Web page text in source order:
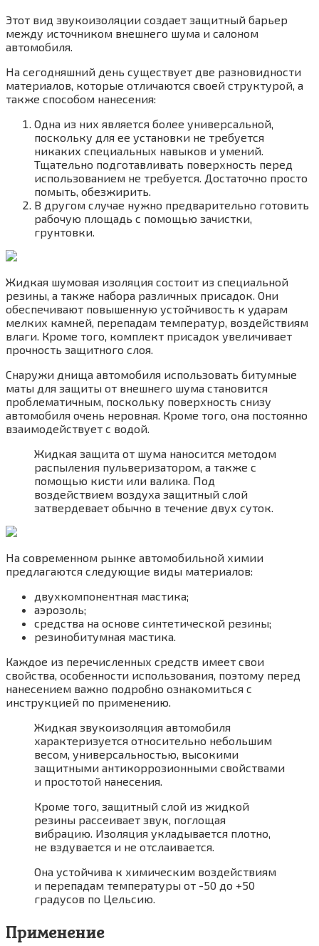
Этот вид звукоизоляции создает защитный барьер
между источником внешнего шума и салоном
автомобиля.
На сегодняшний день существует две разновидности
материалов, которые отличаются своей структурой, а
также способом нанесения:
Одна из них является более универсальной,
поскольку для ее установки не требуется
никаких специальных навыков и умений.
Тщательно подготавливать поверхность перед
использованием не требуется. Достаточно просто
помыть, обезжирить.
В другом случае нужно предварительно готовить
рабочую площадь с помощью зачистки,
грунтовки.
Жидкая шумовая изоляция состоит из специальной
резины, а также набора различных присадок. Они
обеспечивают повышенную устойчивость к ударам
мелких камней, перепадам температур, воздействиям
влаги. Кроме того, комплект присадок увеличивает
прочность защитного слоя.
Снаружи днища автомобиля использовать битумные
маты для защиты от внешнего шума становится
проблематичным, поскольку поверхность снизу
автомобиля очень неровная. Кроме того, она постоянно
взаимодействует с водой.
Жидкая защита от шума наносится методом
распыления пульверизатором, а также с
помощью кисти или валика. Под
воздействием воздуха защитный слой
затвердевает обычно в течение двух суток.
На современном рынке автомобильной химии
предлагаются следующие виды материалов:
двухкомпонентная мастика;
аэрозоль;
средства на основе синтетической резины;
резинобитумная мастика.
Каждое из перечисленных средств имеет свои
свойства, особенности использования, поэтому перед
нанесением важно подробно ознакомиться с
инструкцией по применению.
Жидкая звукоизоляция автомобиля
характеризуется относительно небольшим
весом, универсальностью, высокими
защитными антикоррозионными свойствами
и простотой нанесения.
Кроме того, защитный слой из жидкой
резины рассеивает звук, поглощая
вибрацию. Изоляция укладывается плотно,
не вздувается и не отслаивается.
Она устойчива к химическим воздействиям
и перепадам температуры от -50 до +50
градусов по Цельсию.
Применение